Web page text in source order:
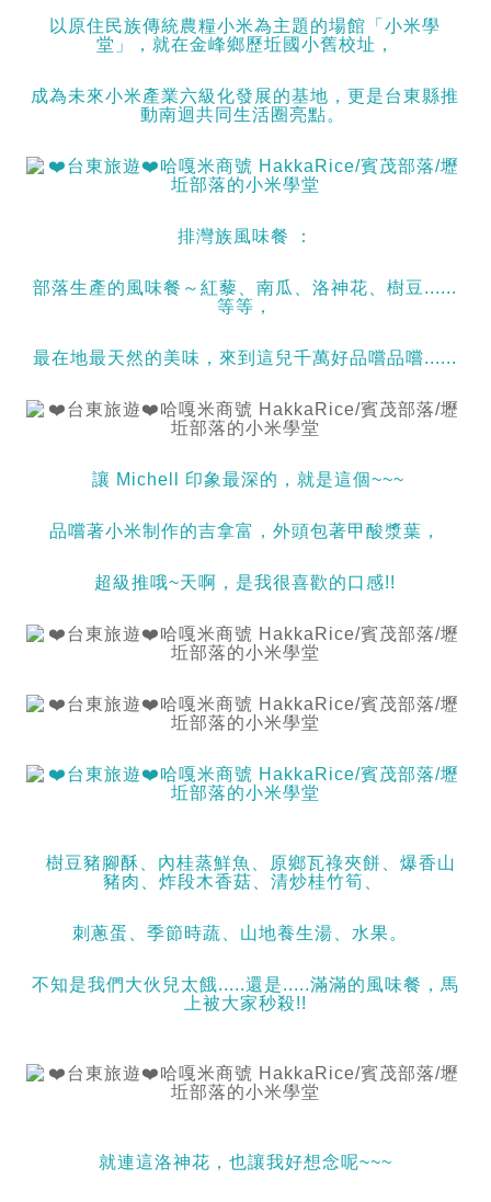
以原住民族傳統農糧小米為主題的場館「小米學
堂」，就在金峰鄉歷坵國小舊校址，
成為未來小米產業六級化發展的基地，更是台東縣推
動南迴共同生活圈亮點。
排灣族風味餐 ：
部落生產的風味餐～紅藜、南瓜、洛神花、樹豆......
等等，
最在地最天然的美味，來到這兒千萬好品嚐品嚐......
讓 Michell 印象最深的，就是這個~~~
品嚐著小米制作的吉拿富，外頭包著甲酸漿葉，
超級推哦~天啊，是我很喜歡的口感!!
樹豆豬腳酥、內桂蒸鮮魚、原鄉瓦祿夾餅、爆香山
豬肉、炸段木香菇、清炒桂竹筍、
刺蔥蛋、季節時蔬、山地養生湯、水果。
不知是我們大伙兒太餓.....還是.....滿滿的風味餐，馬
上被大家秒殺!!
就連這洛神花，也讓我好想念呢~~~